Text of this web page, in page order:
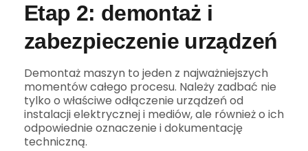
Etap 2: demontaż i
zabezpieczenie urządzeń
Demontaż maszyn to jeden z najważniejszych
momentów całego procesu. Należy zadbać nie
tylko o właściwe odłączenie urządzeń od
instalacji elektrycznej i mediów, ale również o ich
odpowiednie oznaczenie i dokumentację
techniczną.